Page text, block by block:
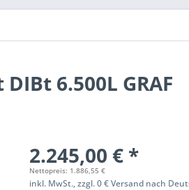
6.500L GRAF
2.245,00 € *
Nettopreis: 1.886,55 €
inkl. MwSt., zzgl. 0 € Versand nach